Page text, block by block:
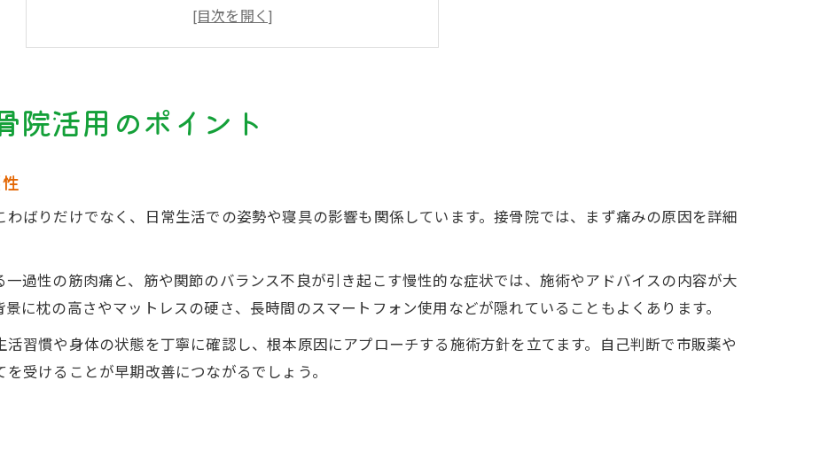
接骨院利用時の相談内容と注意点
寝違え症状に合う接骨院選びの基準
急な首の痛みは接骨院で早期改善を目指す
首の急性痛を接骨院で早期対処する利点
寝違え治療における接骨院施術の特徴
寝違え対策なら接骨院相談で安心サポート
寝違え相談時に接骨院が行うカウンセリング
接骨院での寝違え施術手順を丁寧に解説
安心して通える接骨院の選び方ポイント
院活用のポイント
ばりだけでなく、日常生活での姿勢や寝具の影響も関係しています。接骨院では、まず痛みの原因を詳細
過性の筋肉痛と、筋や関節のバランス不良が引き起こす慢性的な症状では、施術やアドバイスの内容が大
に枕の高さやマットレスの硬さ、長時間のスマートフォン使用などが隠れていることもよくあります。
習慣や身体の状態を丁寧に確認し、根本原因にアプローチする施術方針を立てます。自己判断で市販薬や
受けることが早期改善につながるでしょう。